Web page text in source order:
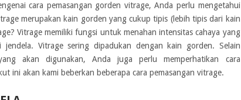
cara pemasangan gorden vitrage, Anda perlu mengetahui
merupakan kain gorden yang cukup tipis (lebih tipis dari kain
Vitrage memiliki fungsi untuk menahan intensitas cahaya yang
jendela. Vitrage sering dipadukan dengan kain gorden. Selain
akan digunakan, Anda juga perlu memperhatikan cara
ini akan kami beberkan beberapa cara pemasangan vitrage.